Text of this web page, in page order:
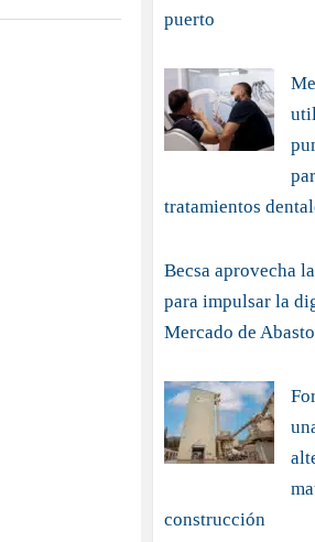
puerto
tratamientos
Becsa aprovecha
para impulsar la
Mercado de
construcción